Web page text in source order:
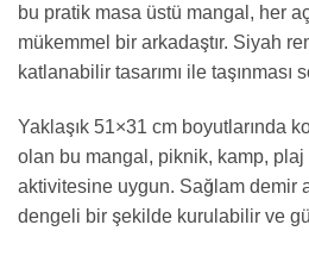
bu pratik masa üstü mangal, her
mükemmel bir arkadaştır. Siyah
katlanabilir tasarımı ile taşınması
Yaklaşık 51×31 cm boyutlarında
olan bu mangal, piknik, kamp, plaj
aktivitesine uygun. Sağlam demir
dengeli bir şekilde kurulabilir ve